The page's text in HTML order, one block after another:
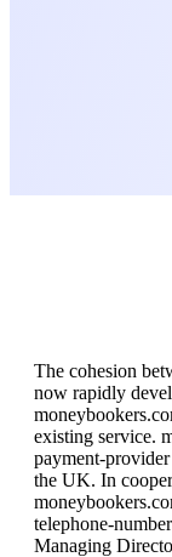
The cohesion
now rapidly
existing service.
payment-
the UK. In
telephone-
Managing